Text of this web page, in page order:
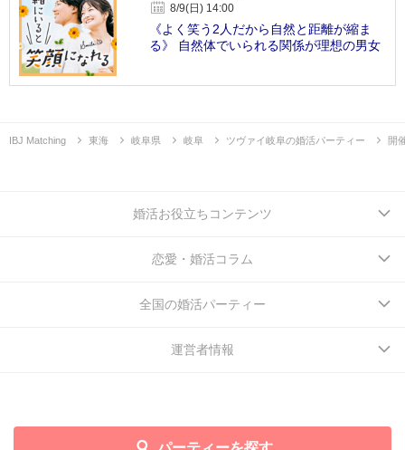
8/9(日) 14:00
《よく笑う2人だから自然と距離が縮ま
る》 自然体でいられる関係が理想の男女
IBJ Matching 東海 岐阜県 岐阜 ツヴァイ岐阜の婚活パーティー 開
婚活お役立ちコンテンツ
恋愛・婚活コラム
全国の婚活パーティー
運営者情報